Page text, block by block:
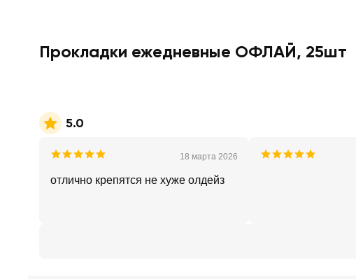
Прокладки ежедневные ОФЛАЙ, 25шт
5.0
18 марта 2026
отлично крепятся не хуже олдейз